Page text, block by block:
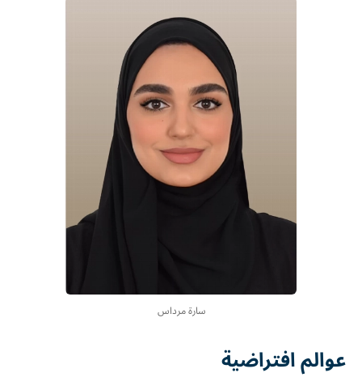
سارة مرداس
عوالم افتراضية